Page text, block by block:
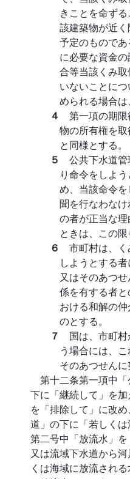
きことを命ず
該建築物が近
予定のもので
に必要な資金
合等当該くみ
いないことに
められる場合は
４ 第一項の期
物の所有権を
と同様とする。
５ 公共下水道
り命令をしよ
め、当該命令
聞を行なわな
の者が正当な
ときは、この限
６ 市町村は、
しようとする
又はそのあつ
係を有する者
おける和解の
のとする。
７ 国は、市町
う場合には、
そのあつせんに
第十二条第一項中
下に「継続して」を加
を「排除して」に改
道」の下に「若しく
第二号中「放流水」
又は流域下水道から
くは海域に放流され